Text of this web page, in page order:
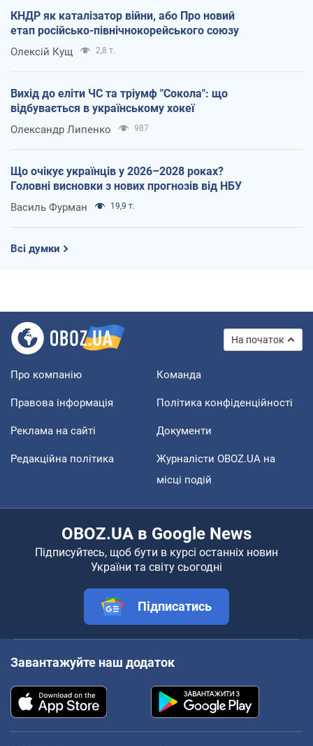
КНДР як каталізатор війни, або Про новий
етап російсько-північнокорейського союзу
Олексій Кущ 2,8 т.
Вихід до еліти ЧС та тріумф "Сокола": що
відбувається в українському хокеї
Олександр Липенко 987
Що очікує українців у 2026–2028 роках?
Головні висновки з нових прогнозів від НБУ
Василь Фурман 19,9 т.
Всі думки
На початок
Про компанію Команда
Правова інформація Політика конфіденційності
Реклама на сайті Документи
Редакційна політика
Журналісти OBOZ.UA на
місці подій
OBOZ.UA в Google News
Підписуйтесь, щоб бути в курсі останніх новин
України та світу сьогодні
Підписатись
Завантажуйте наш додаток